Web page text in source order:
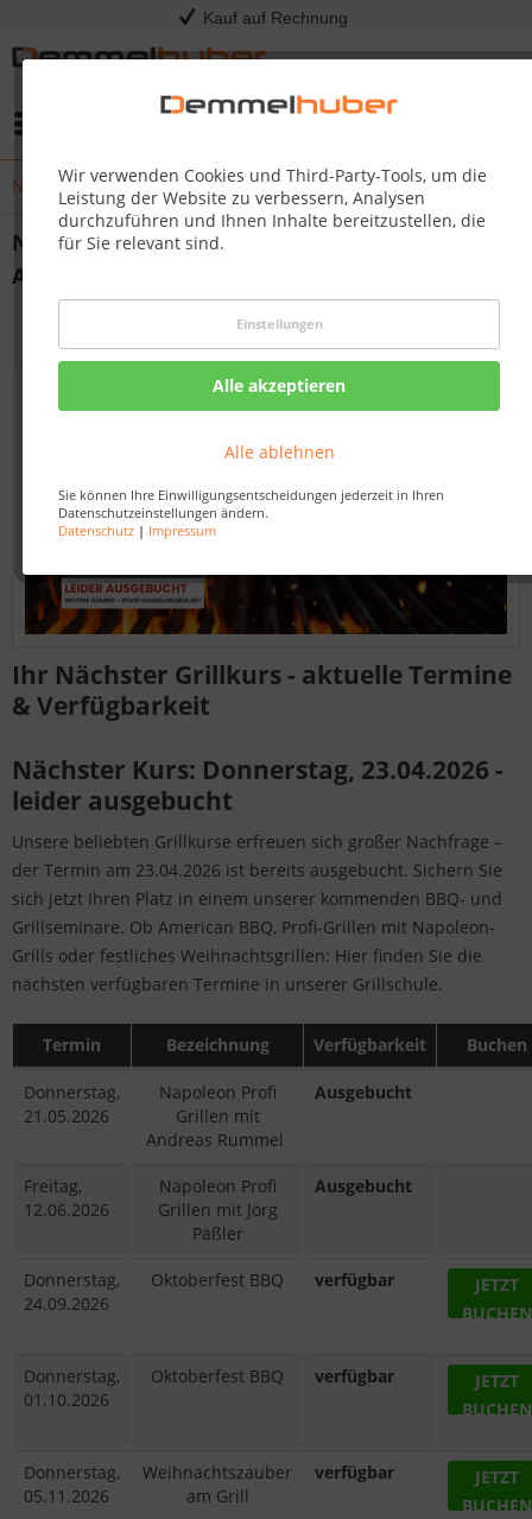
Kauf auf Rechnung
Wir verwenden Cookies und Third-Party-Tools, um die
Leistung der Website zu verbessern, Analysen
durchzuführen und Ihnen Inhalte bereitzustellen, die
für Sie relevant sind.
Einstellungen
Alle akzeptieren
Alle ablehnen
Sie können Ihre Einwilligungsentscheidungen jederzeit in Ihren
Datenschutzeinstellungen ändern.
Datenschutz| Impressum
Nächster Grillkurs: 23.04.2026 - Original American BBQ
Nächster Grillkurs: 23.04.2026 - Original
American BBQ
Ihr Nächster Grillkurs - aktuelle Termine
& Verfügbarkeit
Nächster Kurs: Donnerstag, 23.04.2026 -
leider ausgebucht
Unsere beliebten Grillkurse erfreuen sich großer Nachfrage –
der Termin am 23.04.2026 ist bereits ausgebucht. Sichern Sie
sich jetzt Ihren Platz in einem unserer kommenden BBQ- und
Grillseminare. Ob American BBQ, Profi-Grillen mit Napoleon-
Grills oder festliches Weihnachtsgrillen: Hier finden Sie die
nächsten verfügbaren Termine in unserer Grillschule.
Termin Bezeichnung Verfügbarkeit Buchen
Donnerstag,
21.05.2026
Napoleon Profi
Grillen mit
Andreas Rummel
Ausgebucht
Freitag,
12.06.2026
Napoleon Profi
Grillen mit Jörg
Päßler
Ausgebucht
Donnerstag,
24.09.2026
Oktoberfest BBQ verfügbar
JETZT
BUCHEN
Donnerstag,
01.10.2026
Oktoberfest BBQ verfügbar
JETZT
BUCHEN
Donnerstag,
05.11.2026
Weihnachtszauber
am Grill
verfügbar
JETZT
BUCHEN